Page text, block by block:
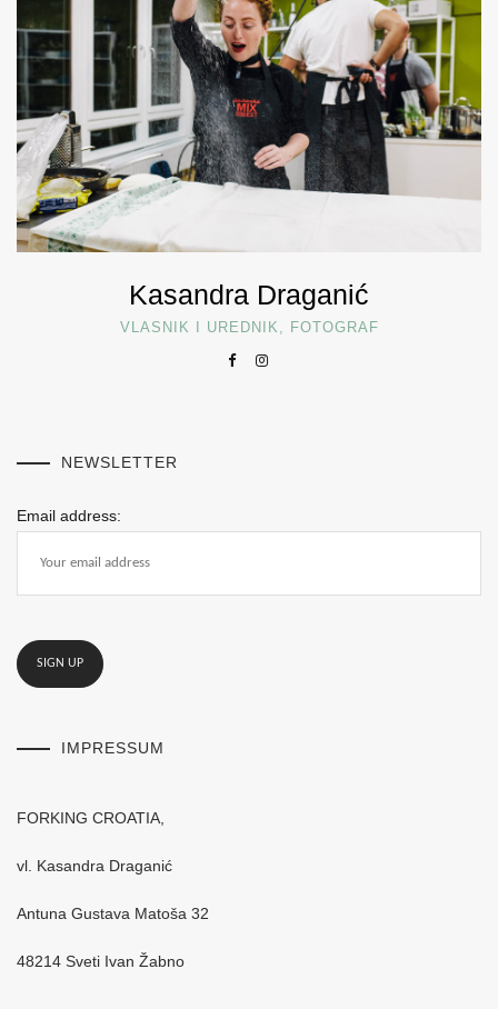
Kasandra Draganić
VLASNIK I UREDNIK, FOTOGRAF
NEWSLETTER
Email address:
IMPRESSUM
FORKING CROATIA,
vl. Kasandra Draganić
Antuna Gustava Matoša 32
48214 Sveti Ivan Žabno